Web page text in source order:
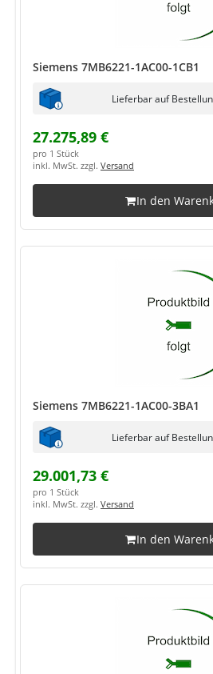
Siemens 7MB6221-1AC00-1CB1
Lieferbar auf
27.275,89 €
pro 1 Stück
inkl. MwSt. zzgl. Versand
In den
Siemens 7MB6221-1AC00-3BA1
Lieferbar auf
29.001,73 €
pro 1 Stück
inkl. MwSt. zzgl. Versand
In den